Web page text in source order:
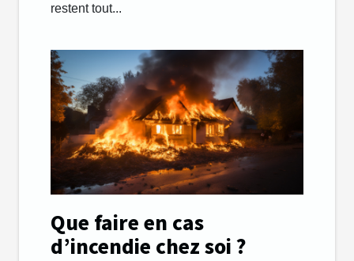
restent tout...
Que faire en cas
d’incendie chez soi ?